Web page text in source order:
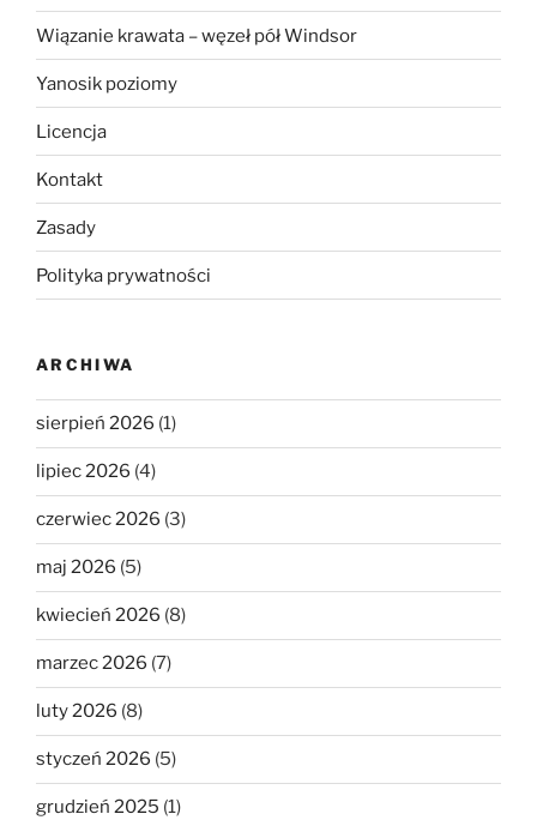
Wiązanie krawata – węzeł pół Windsor
Yanosik poziomy
Licencja
Kontakt
Zasady
Polityka prywatności
ARCHIWA
sierpień 2026 (1)
lipiec 2026 (4)
czerwiec 2026 (3)
maj 2026 (5)
kwiecień 2026 (8)
marzec 2026 (7)
luty 2026 (8)
styczeń 2026 (5)
grudzień 2025 (1)